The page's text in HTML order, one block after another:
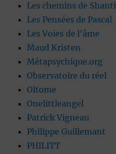
Les chemins de Shanti
Les Pensées de Pascal
Les Voies de l'âme
Maud Kristen
Métapsychique.org
Observatoire du réel
Oltome
Onelittleangel
Patrick Vigneau
Philippe Guillemant
PHILITT